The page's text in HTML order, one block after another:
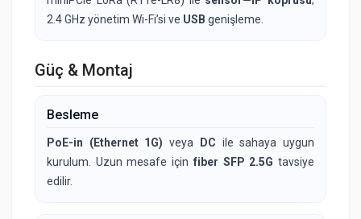
2.4 GHz yönetim Wi-Fi’si ve USB genişleme.
Güç & Montaj
Besleme
PoE-in (Ethernet 1G) veya DC ile sahaya uygun
kurulum. Uzun mesafe için fiber SFP 2.5G tavsiye
edilir.